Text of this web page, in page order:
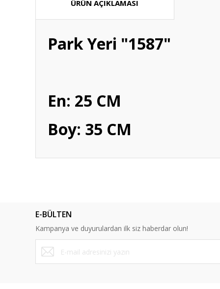
ÜRÜN AÇIKLAMASI
Park Yeri "1587"
En: 25 CM
Boy: 35 CM
Ürün bilgilerinde hatalar bulunuyor.
Ürün fiyatı diğer sitelerden daha pahalı.
Bu ürüne benzer farklı alternatifler olmalı.
E-BÜLTEN
Kampanya ve duyurulardan ilk siz haberdar olun!